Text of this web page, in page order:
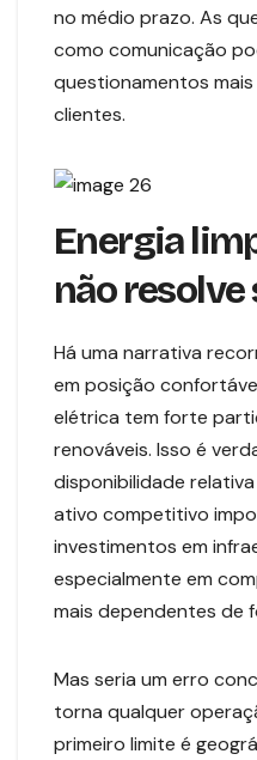
no médio prazo. As
como comunicação
questionamentos
clientes.
Energia
não
Há uma narrativa
em posição
elétrica tem forte
renováveis. Isso é
disponibilidade
ativo competitivo
investimentos em
especialmente em
mais dependentes de
Mas seria um erro
torna qualquer
primeiro limite é